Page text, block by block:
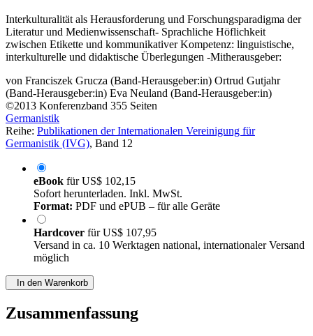
Interkulturalität als Herausforderung und Forschungsparadigma der
Literatur und Medienwissenschaft- Sprachliche Höflichkeit
zwischen Etikette und kommunikativer Kompetenz: linguistische,
interkulturelle und didaktische Überlegungen -Mitherausgeber:
von Franciszek Grucza (Band-Herausgeber:in) Ortrud Gutjahr
(Band-Herausgeber:in) Eva Neuland (Band-Herausgeber:in)
©2013 Konferenzband 355 Seiten
Germanistik
Reihe: Publikationen der Internationalen Vereinigung für
Germanistik (IVG), Band 12
eBook fürUS$ 102,15
Sofort herunterladen. Inkl. MwSt.
Format: PDF und ePUB – für alle Geräte
Hardcover fürUS$ 107,95
Versand in ca. 10 Werktagen national, internationaler Versand
möglich
In den Warenkorb
Zusammenfassung